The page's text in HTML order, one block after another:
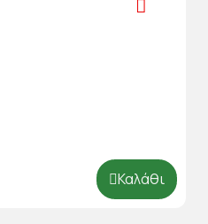
Καλάθι